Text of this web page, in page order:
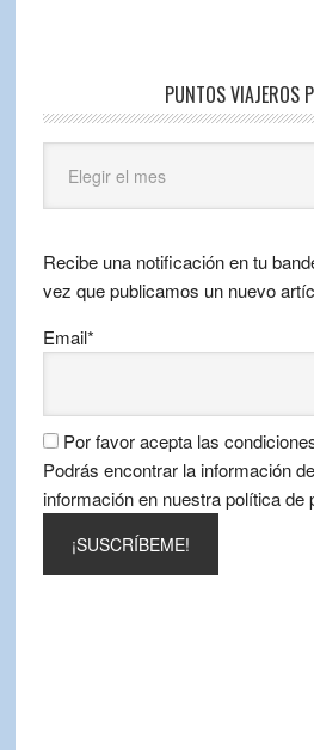
PUNTOS VIAJEROS
Viajeros
por
Recibe una notificación en tu
vez que publicamos un nuevo
Email*
Por favor acepta las
Podrás encontrar la información
información en nuestra política de